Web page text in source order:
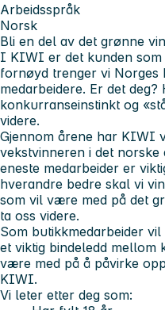
Arbeidsspråk
Norsk
Bli en del av det grønne
I KIWI er det kunden
fornøyd trenger vi Norges
medarbeidere. Er det
konkurranseinstinkt og
videre.
Gjennom årene har KIWI
vekstvinneren i det
eneste medarbeider er
hverandre bedre skal vi
som vil være med på det
ta oss videre.
Som butikkmedarbeider
et viktig bindeledd mellom
være med på å påvirke
KIWI.
Vi leter etter deg som: